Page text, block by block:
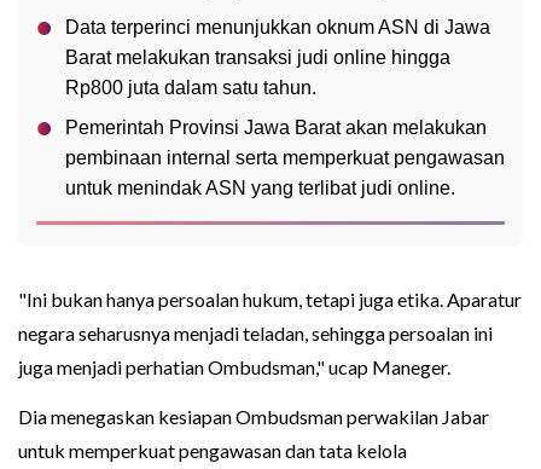
Data terperinci menunjukkan oknum ASN di Jawa
Barat melakukan transaksi judi online hingga
Rp800 juta dalam satu tahun.
Pemerintah Provinsi Jawa Barat akan melakukan
pembinaan internal serta memperkuat pengawasan
untuk menindak ASN yang terlibat judi online.
"Ini bukan hanya persoalan hukum, tetapi juga etika. Aparatur
negara seharusnya menjadi teladan, sehingga persoalan ini
juga menjadi perhatian Ombudsman," ucap Maneger.
Dia menegaskan kesiapan Ombudsman perwakilan Jabar
untuk memperkuat pengawasan dan tata kelola